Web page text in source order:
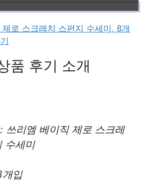
로 스크레치 스펀지 수세미, 8개
품 후기 소개
쓰리엠 베이직 제로 스크레
수세미
입